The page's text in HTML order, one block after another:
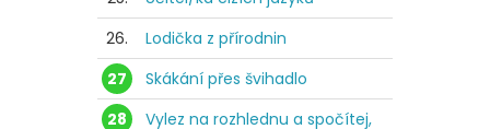
26.
Lodička z přírodnin
27
Skákání přes švihadlo
28
Vylez na rozhlednu a spočítej,